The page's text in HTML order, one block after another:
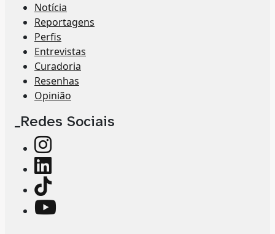
Notícia
Reportagens
Perfis
Entrevistas
Curadoria
Resenhas
Opinião
_Redes Sociais